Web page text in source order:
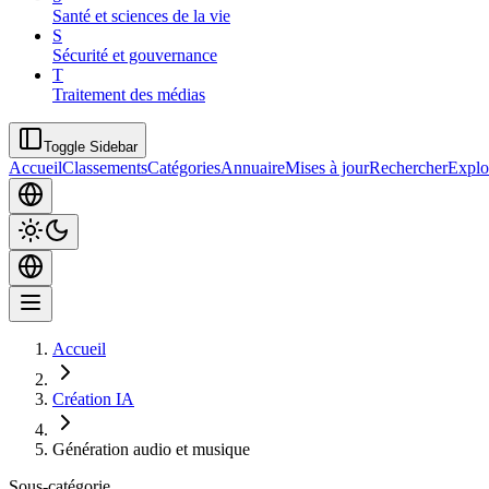
Santé et sciences de la vie
S
Sécurité et gouvernance
T
Traitement des médias
Toggle Sidebar
AccueilClassementsCatégoriesAnnuaireMises à jourRechercher
Accueil
Création IA
Génération audio et musique